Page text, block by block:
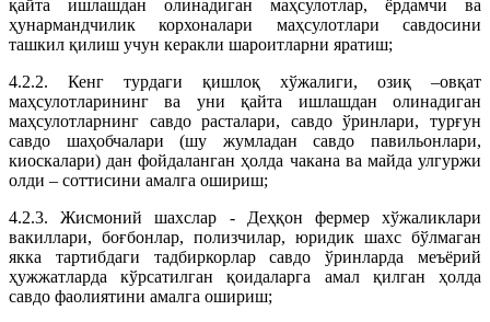
қайта ишлашдан олинадиган маҳсулотлар, ёрдамчи ва
ҳунармандчилик корхоналари маҳсулотлари савдосини
ташкил қилиш учун керакли шароитларни яратиш;
4.2.2. Кенг турдаги қишлоқ хўжалиги, озиқ –овқат
маҳсулотларининг ва уни қайта ишлашдан олинадиган
маҳсулотларнинг савдо расталари, савдо ўринлари, турғун
савдо шаҳобчалари (шу жумладан савдо павильонлари,
киоскалари) дан фойдаланган ҳолда чакана ва майда улгуржи
олди – соттисини амалга ошириш;
4.2.3. Жисмоний шахслар - Деҳқон фермер хўжаликлари
вакиллари, боғбонлар, полизчилар, юридик шахс бўлмаган
якка тартибдаги тадбиркорлар савдо ўринларда меъёрий
ҳужжатларда кўрсатилган қоидаларга амал қилган ҳолда
савдо фаолиятини амалга ошириш;